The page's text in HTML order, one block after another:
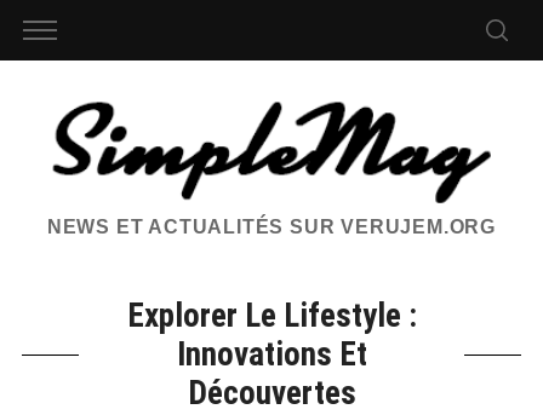
NEWS ET ACTUALITÉS SUR VERUJEM.ORG
Explorer Le Lifestyle :
Innovations Et
Découvertes